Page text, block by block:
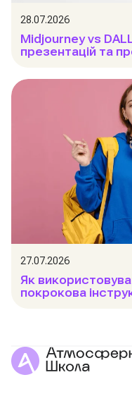
28.07.2026
Midjourney vs
презентацій та
27.07.2026
Як
покрокова